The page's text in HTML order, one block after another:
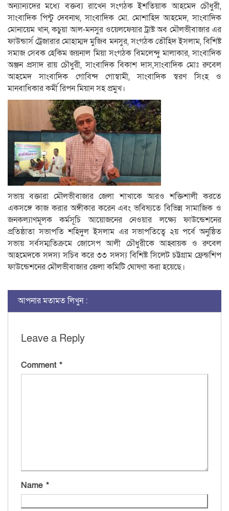
অন্যান্যদের মধ্যে বক্তব্য রাখেন সংগঠক ইশতিয়াক আহমেদ চৌধুরী,
সাংবাদিক পিন্টু দেবনাথ, সাংবাদিক মো. মোশাহিদ আহমেদ, সাংবাদিক
মোনায়েম খান, কচুয়া আল-মনসুর ওয়েলফেয়ার ট্রাষ্ট অব মৌলভীবাজার এর
ফাউন্ডার্স ট্রেজারার মোহাম্মদ মুজিব মনসুর, সংগঠক তৌহিদ ইসলাম, বিশিষ্ট
সমাজ সেবক হেকিম জয়নাল মিয়া সংগঠক বিমলেন্দু মালাকার, সাংবাদিক
অঞ্জন প্রসাদ রায় চৌধুরী, সাংবাদিক বিকাশ দাস,সাংবাদিক মোঃ রুবেল
আহমেদ সাংবাদিক গোবিন্দ গোস্বামী, সাংবাদিক স্বরণ সিংহ ও
মানবাধিকার কর্মী রিপন মিয়ান সহ প্রমুখ।
সভায় বক্তারা মৌলভীবাজার জেলা শাখাকে আরও শক্তিশালী করতে
একসঙ্গে কাজ করার অঙ্গীকার করেন এবং ভবিষ্যতে বিভিন্ন সামাজিক ও
জনকল্যাণমূলক কর্মসূচি আয়োজনের নেওয়ার লক্ষ্যে ফাউন্ডেশনের
প্রতিষ্ঠাতা সভাপতি শহিদুল ইসলাম এর সভাপতিত্বে ২য় পর্বে অনুষ্ঠিত
সভায় সর্বসম্মতিক্রমে জোসেপ আলী চৌধুরীকে আহ্বায়ক ও রুবেল
আহমেদকে সদস্য সচিব করে ৩৩ সদস্য বিশিষ্ট সিলেট চট্টগ্রাম ফ্রেন্ডশিপ
ফাউন্ডেশনের মৌলভীবাজার জেলা কমিটি ঘোষণা করা হয়েছে।
আপনার মতামত লিখুন :
Leave a Reply
Comment *
Name *